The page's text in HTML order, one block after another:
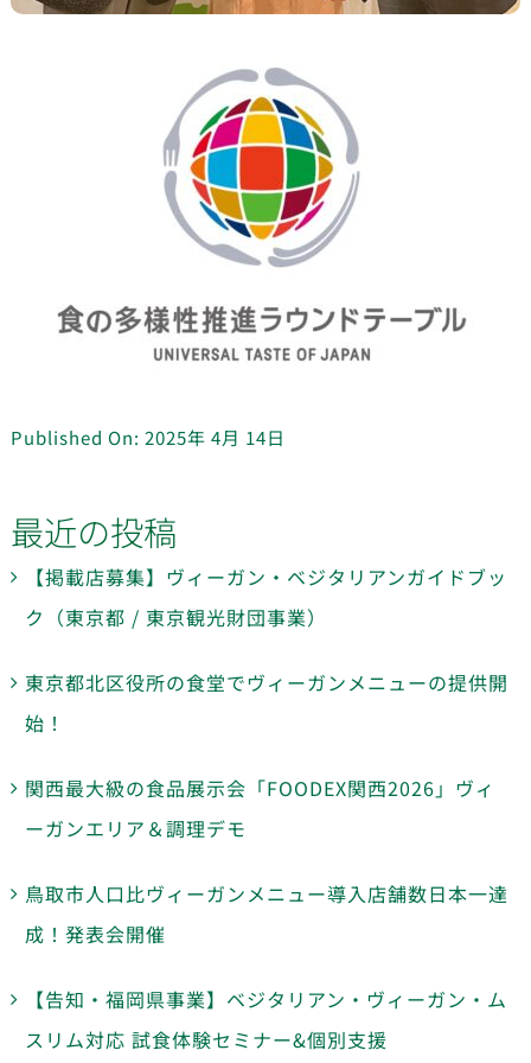
Published On: 2025年 4月 14日
最近の投稿
【掲載店募集】ヴィーガン・ベジタリアンガイドブッ
ク（東京都 / 東京観光財団事業）
東京都北区役所の食堂でヴィーガンメニューの提供開
始！
関西最大級の食品展示会「FOODEX関西2026」ヴィ
ーガンエリア＆調理デモ
鳥取市人口比ヴィーガンメニュー導入店舗数日本一達
成！発表会開催
【告知・福岡県事業】ベジタリアン・ヴィーガン・ム
スリム対応 試食体験セミナー&個別支援